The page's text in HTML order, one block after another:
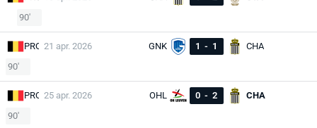
90'
PRO 21 apr. 2026 GNK 1 - 1
CHA
90'
PRO 25 apr. 2026 OHL 0 - 2
CHA
90'